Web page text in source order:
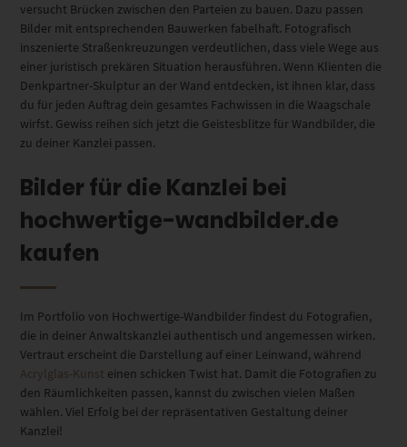
versucht Brücken zwischen den Parteien zu bauen. Dazu passen
Bilder mit entsprechenden Bauwerken fabelhaft. Fotografisch
inszenierte Straßenkreuzungen verdeutlichen, dass viele Wege aus
einer juristisch prekären Situation herausführen. Wenn Klienten die
Denkpartner-Skulptur an der Wand entdecken, ist ihnen klar, dass
du für jeden Auftrag dein gesamtes Fachwissen in die Waagschale
wirfst. Gewiss reihen sich jetzt die Geistesblitze für Wandbilder, die
zu deiner Kanzlei passen.
Bilder für die Kanzlei bei
hochwertige-wandbilder.de
kaufen
Im Portfolio von Hochwertige-Wandbilder findest du Fotografien,
die in deiner Anwaltskanzlei authentisch und angemessen wirken.
Vertraut erscheint die Darstellung auf einer Leinwand, während
Acrylglas-Kunst einen schicken Twist hat. Damit die Fotografien zu
den Räumlichkeiten passen, kannst du zwischen vielen Maßen
wählen. Viel Erfolg bei der repräsentativen Gestaltung deiner
Kanzlei!